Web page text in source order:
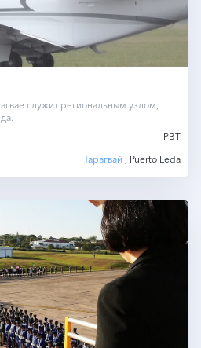
служит региональным узлом,
PBT
Парагвай , Puerto Leda